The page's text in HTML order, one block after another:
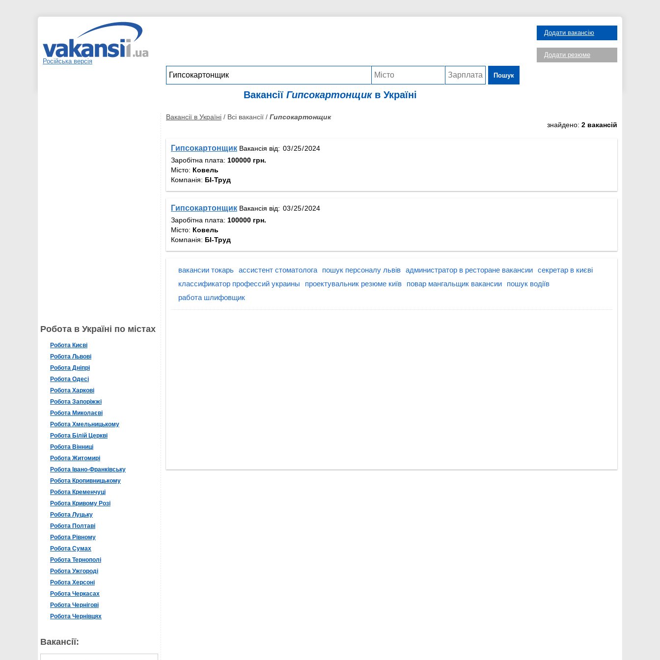
Російська версія
Пошук
Додати вакансію
Додати резюме
Вакансії Гипсокартонщикв Україні
Робота в Україні по містах
Робота Києві
Робота Львові
Робота Дніпрі
Робота Одесі
Робота Харкові
Робота Запоріжжі
Робота Миколаєві
Робота Хмельницькому
Робота Білій Церкві
Робота Вінниці
Робота Житомирі
Робота Івано-Франківську
Робота Кропивницькому
Робота Кременчуці
Робота Кривому Розі
Робота Луцьку
Робота Полтаві
Робота Рівному
Робота Сумах
Робота Тернополі
Робота Ужгороді
Робота Херсоні
Робота Черкасах
Робота Чернігові
Робота Чернівцях
Вакансії:
Вакансії в Україні / Всі вакансії / Гипсокартонщик
знайдено: 2 вакансій
Гипсокартонщик Вакансія від:
Заробітна плата: 100000 грн.
Місто: Ковель
Компанія: БІ-Труд
Гипсокартонщик Вакансія від:
Заробітна плата: 100000 грн.
Місто: Ковель
Компанія: БІ-Труд
вакансии токарь ассистент стоматолога пошук персоналу львів администратор в ресторане вакансии секретар в києві
классификатор профессий украины
проектувальник резюме київ повар мангальщик вакансии
пошук водіїв
работа шлифовщик